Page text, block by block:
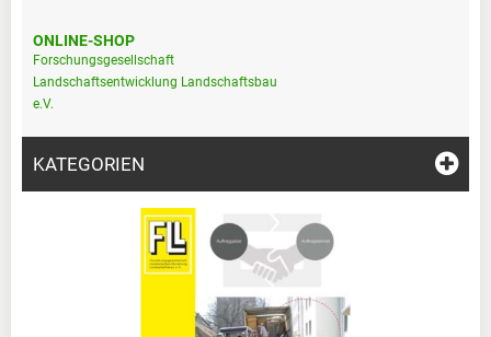
ONLINE-SHOP
Forschungsgesellschaft
Landschaftsentwicklung Landschaftsbau
e.V.
KATEGORIEN